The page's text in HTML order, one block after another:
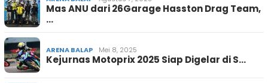
Mas ANU dari 26Garage Hasston Drag Team,
…
ARENA BALAP Mei 8, 2025
Kejurnas Motoprix 2025 Siap Digelar di S…